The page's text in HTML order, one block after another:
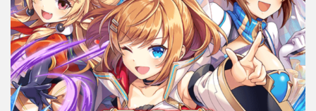
る
4
【神
姫
Project】
はパーテ
ィ編成が
重要なタ